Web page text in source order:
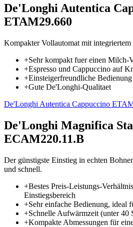
De'Longhi Autentica
ETAM29.660
Kompakter Vollautomat mit
+Sehr kompakt fuer einen Milch-
+Espresso und Cappuccino auf
+Einsteigerfreundliche Bedienung
+Gute De'Longhi-Qualitaet
De'Longhi Autentica Cappuccino
De'Longhi Magnifica
ECAM220.11.B
Der günstigste Einstieg in echten
und schnell.
+Bestes Preis-Leistungs-
Einstiegsbereich
+Sehr einfache Bedienung, ideal
+Schnelle Aufwärmzeit (unter 40
+Kompakte Abmessungen für